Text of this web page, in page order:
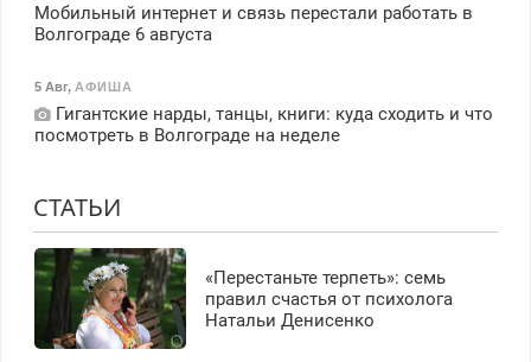
Мобильный интернет и связь перестали работать в
Волгограде 6 августа
5 Авг, АФИША
Гигантские нарды, танцы, книги: куда сходить и что
посмотреть в Волгограде на неделе
СТАТЬИ
«Перестаньте терпеть»: семь
правил счастья от психолога
Натальи Денисенко